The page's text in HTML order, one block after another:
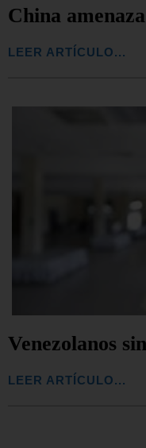
China
LEER ARTÍCULO...
Venezolanos
LEER ARTÍCULO...